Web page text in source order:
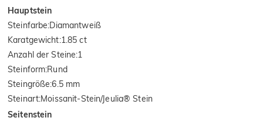
Hauptstein
Steinfarbe:Diamantweiß
Karatgewicht:1.85 ct
Anzahl der Steine:1
Steinform:Rund
Steingröße:6.5 mm
Steinart:Moissanit-Stein/Jeulia® Stein
Seitenstein